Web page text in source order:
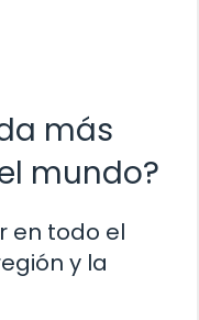
más
mundo?
en todo el
y la